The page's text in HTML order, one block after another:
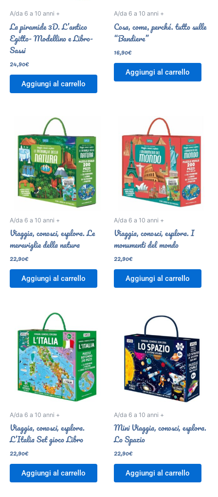
A/da 6 a 10 anni +
La piramide 3D. L’antico
Egitto- Modellino e Libro-
Sassi
24,90€
Aggiungi al carrello
A/da 6 a 10 anni +
Cosa, come, perché. tutto sulle
“Bandiere”
16,90€
Aggiungi al carrello
A/da 6 a 10 anni +
Viaggia, conosci, esplora. Le
meraviglie della natura
22,90€
Aggiungi al carrello
A/da 6 a 10 anni +
Viaggia, conosci, esplora. I
monumenti del mondo
22,90€
Aggiungi al carrello
A/da 6 a 10 anni +
Viaggia, conosci, esplora.
L’Italia Set gioco Libro
22,90€
Aggiungi al carrello
A/da 6 a 10 anni +
Mini Viaggia, conosci, esplora.
Lo Spazio
22,90€
Aggiungi al carrello